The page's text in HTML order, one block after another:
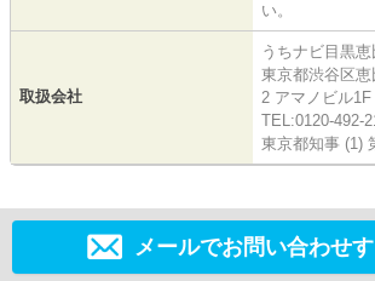
い。
取扱会社
うちナビ目黒
東京都渋谷区
2 アマノビル1F
TEL:0120-492-
東京都知事 (1)
メールでお問い合わせ